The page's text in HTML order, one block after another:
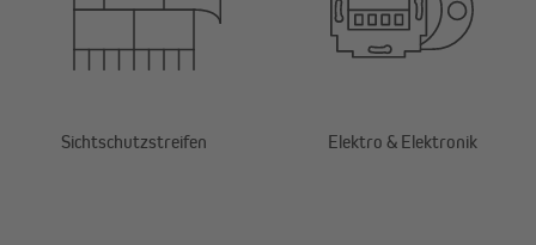
Sichtschutzstreifen Elektro & Elektronik